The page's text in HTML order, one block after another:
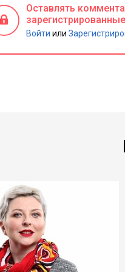
языком цифр, то мы
20 тыс. переходов,
в Tinder,
Путей для
Да, очень важно
брендированные
своем роде также
Однако гораздо ценнее
специалисты неустанно
Оставлять
Войти или